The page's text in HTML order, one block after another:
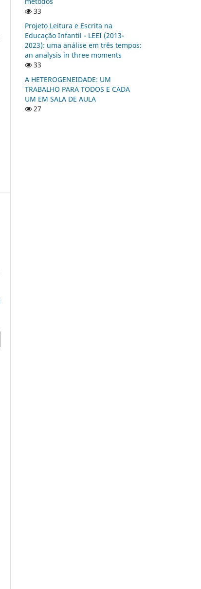
33
Projeto Leitura e Escrita na
Educação Infantil - LEEI (2013-
2023): uma análise em três tempos:
an analysis in three moments
33
A HETEROGENEIDADE: UM
TRABALHO PARA TODOS E CADA
UM EM SALA DE AULA
27